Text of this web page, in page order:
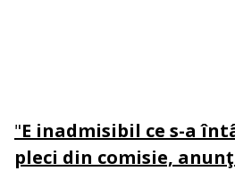
"E inadmisibil ce s-a
pleci din comisie,